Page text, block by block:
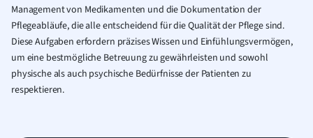
Management von Medikamenten und die Dokumentation der
Pflegeabläufe, die alle entscheidend für die Qualität der Pflege sind.
Diese Aufgaben erfordern präzises Wissen und Einfühlungsvermögen,
um eine bestmögliche Betreuung zu gewährleisten und sowohl
physische als auch psychische Bedürfnisse der Patienten zu
respektieren.